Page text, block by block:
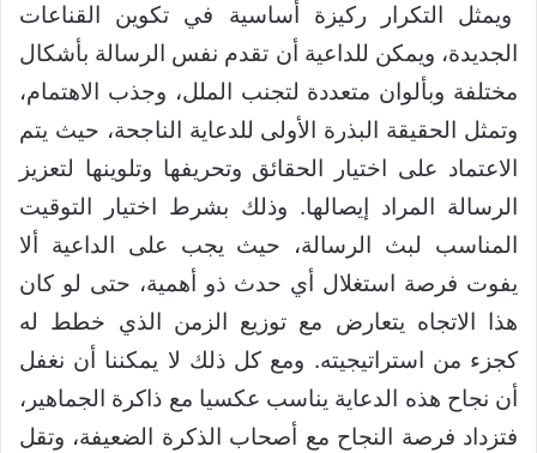
ويمثل التكرار ركيزة أساسية في تكوين القناعات
الجديدة، ويمكن للداعية أن تقدم نفس الرسالة بأشكال
مختلفة وبألوان متعددة لتجنب الملل، وجذب الاهتمام،
وتمثل الحقيقة البذرة الأولى للدعاية الناجحة، حيث يتم
الاعتماد على اختيار الحقائق وتحريفها وتلوينها لتعزيز
الرسالة المراد إيصالها. وذلك بشرط اختيار التوقيت
المناسب لبث الرسالة، حيث يجب على الداعية ألا
يفوت فرصة استغلال أي حدث ذو أهمية، حتى لو كان
هذا الاتجاه يتعارض مع توزيع الزمن الذي خطط له
كجزء من استراتيجيته. ومع كل ذلك لا يمكننا أن نغفل
أن نجاح هذه الدعاية يناسب عكسيا مع ذاكرة الجماهير،
فتزداد فرصة النجاح مع أصحاب الذكرة الضعيفة، وتقل